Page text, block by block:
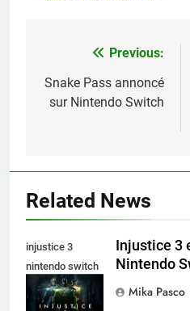
Navigation
de
Previous:
Snake Pass annoncé
sur Nintendo Switch
Related News
injustice 3
nintendo switch
Injustice 3
Nintendo
Mika Pasco